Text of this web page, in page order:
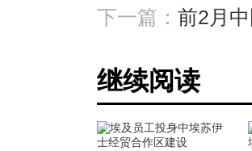
下一篇： 前2月
继续阅读